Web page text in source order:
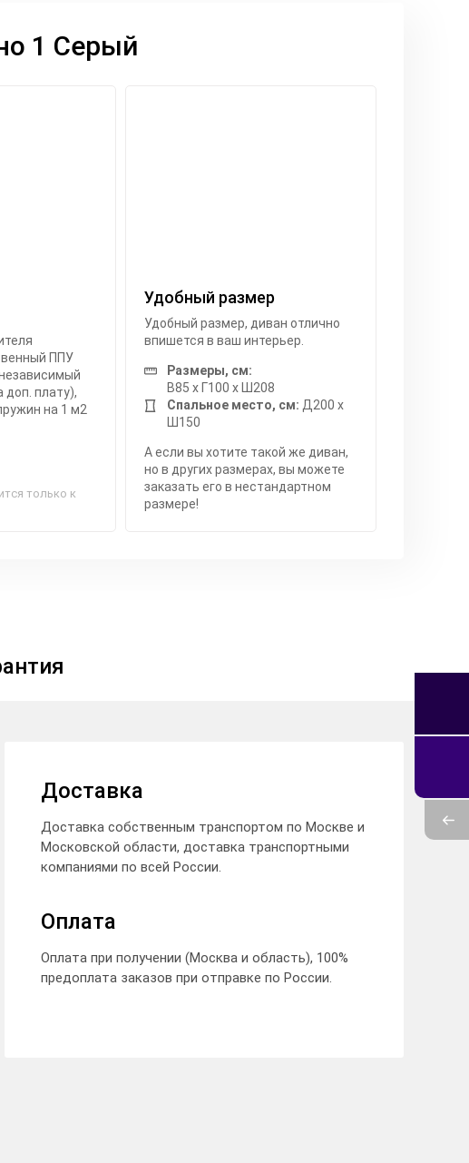
1 Серый
ППУ
доп. плату),
на 1 м2
только к
Удобный размер
Удобный размер, диван отлично
впишется в ваш интерьер.
Размеры, см:
В85 x Г100 x Ш208
Спальное место, см: Д200 x
Ш150
А если вы хотите такой же диван,
но в других размерах, вы можете
заказать его в нестандартном
размере!
Доставка
Доставка собственным транспортом по Москве и
Московской области, доставка транспортными
компаниями по всей России.
Оплата
Оплата при получении (Москва и область), 100%
предоплата заказов при отправке по России.